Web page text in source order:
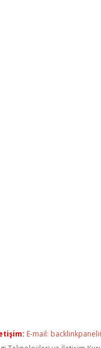
E-mail: